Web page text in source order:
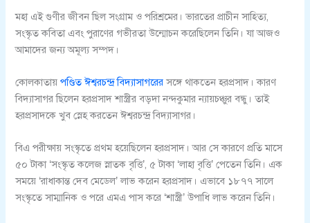
মহা এই গুণীর জীবন ছিল সংগ্রাম ও পরিশ্রমের। ভারতের প্রাচীন সাহিত্য,
সংস্কৃত কবিতা এবং পুরাণের গভীরতা উন্মোচন করেছিলেন তিনি। যা আজও
আমাদের জন্য অমূল্য সম্পদ।
কোলকাতায়পণ্ডিত ঈশ্বরচন্দ্র বিদ্যাসাগরের সঙ্গে থাকতেন হরপ্রসাদ। কারণ
বিদ্যাসাগর ছিলেন হরপ্রসাদ শাস্ত্রীর বড়দা নন্দকুমার ন্যায়চঞ্চুর বন্ধু। তাই
হরপ্রসাদকে খুব স্নেহ করতেন ঈশ্বরচন্দ্র বিদ্যাসাগর।
বিএ পরীক্ষায় সংস্কৃতে প্রথম হয়েছিলেন হরপ্রসাদ। আর সে কারণে প্রতি মাসে
৫০ টাকা ‘সংস্কৃত কলেজ স্নাতক বৃত্তি’, ৫ টাকা ‘লাহা বৃত্তি’ পেতেন তিনি। এক
সময়ে ‘রাধাকান্ত দেব মেডেল’ লাভ করেন হরপ্রসাদ। এভাবে ১৮৭৭ সালে
সংস্কৃতে সাম্মানিক ও পরে এমএ পাস করে ‘শাস্ত্রী’ উপাধি লাভ করেন তিনি।